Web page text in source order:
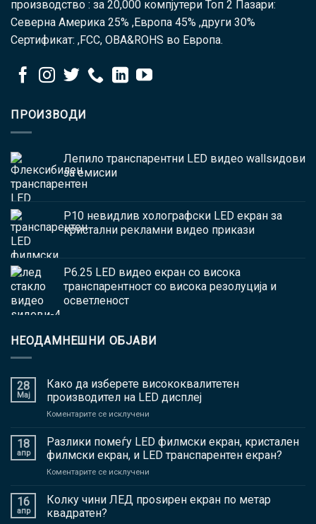
производство : за 20,000 компјутери Топ 2 Пазари:
Северна Америка 25% ,Европа 45% ,други 30%
Сертификат: ,FCC, ОВА&ROHS во Европа.
ПРОИЗВОДИ
Лепило транспарентни LED видео wallsидови
за емисии
P10 невидлив холографски LED екран за
кристални рекламни видео прикази
P6.25 LED видео екран со висока
транспарентност со висока резолуција и
осветленост
НЕОДАМНЕШНИ ОБЈАВИ
28
Мај
Како да изберете висококвалитетен
производител на LED дисплеј
Коментарите се исклучени
да
изберете
висококвалитетен
LED
18
апр
Разлики помеѓу LED филмски екран, кристален
филмски екран, и LED транспарентен екран?
Коментарите се исклучени
помеѓу
16
апр
Колку чини ЛЕД проѕирен екран по метар
квадратен?